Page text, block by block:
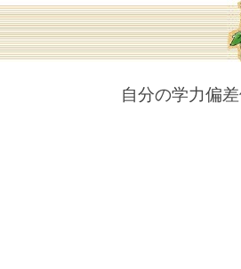
自分の学力偏